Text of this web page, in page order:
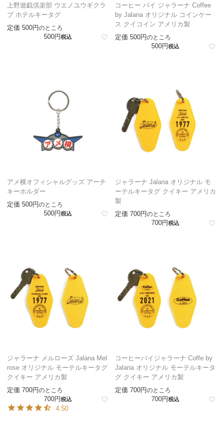
上野遊戯倶楽部 ウエノユウギクラ
ブ ホテルキータグ
定価 500 のところ
500 税込
コーヒー バイ ジャラーナ Coffee
by Jalana オリジナル コインケー
ス クイコイン アメリカ製
定価 500 のところ
500 税込
アメ横オフィシャルグッズ アーチ
キーホルダー
定価 500 のところ
500 税込
ジャラーナ Jalana オリジナル モ
ーテルキータグ クイキー アメリカ
製
定価 700 のところ
700 税込
ジャラーナ メルローズ Jalana Mel
rose オリジナル モーテルキータグ
クイキー アメリカ製
定価 700 のところ
700 税込
4.50
コーヒーバイジャラーナ Coffe by
Jalana オリジナル モーテルキータ
グ クイキー アメリカ製
定価 700 のところ
700 税込